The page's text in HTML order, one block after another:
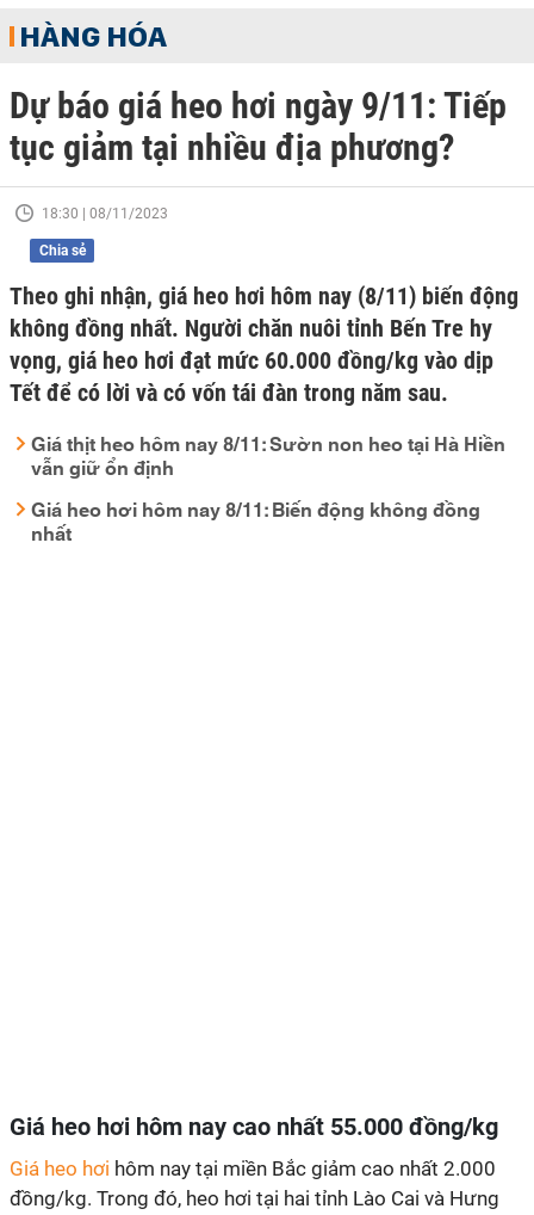
HÀNG HÓA
Dự báo giá heo hơi ngày 9/11: Tiếp
tục giảm tại nhiều địa phương?
18:30 | 08/11/2023
Chia sẻ
Theo ghi nhận, giá heo hơi hôm nay (8/11) biến động
không đồng nhất. Người chăn nuôi tỉnh Bến Tre hy
vọng, giá heo hơi đạt mức 60.000 đồng/kg vào dịp
Tết để có lời và có vốn tái đàn trong năm sau.
Giá thịt heo hôm nay 8/11: Sườn non heo tại Hà Hiền
vẫn giữ ổn định
Giá heo hơi hôm nay 8/11: Biến động không đồng
nhất
Giá heo hơi hôm nay cao nhất 55.000 đồng/kg
Giá heo hơi hôm nay tại miền Bắc giảm cao nhất 2.000
đồng/kg. Trong đó, heo hơi tại hai tỉnh Lào Cai và Hưng